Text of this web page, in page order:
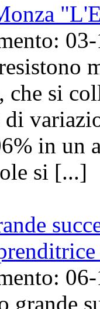
che si
in un
si [...]
grande